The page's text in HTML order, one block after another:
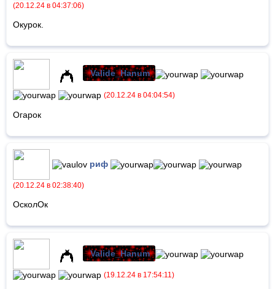
(20.12.24 в 04:37:06)
Окурок.
Valide_Hanum
(20.12.24 в 04:04:54)
Огарок
риф
(20.12.24 в 02:38:40)
ОсколОк
Valide_Hanum
(19.12.24 в 17:54:11)